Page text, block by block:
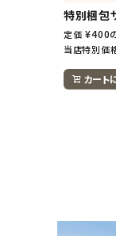
特別梱包
定価 ¥400
当店特別価
カート